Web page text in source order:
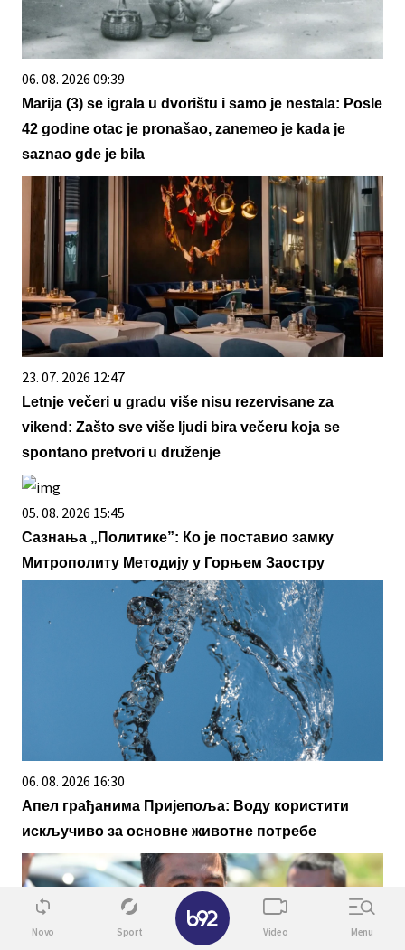
06. 08. 2026 09:39
Marija (3) se igrala u dvorištu i samo je nestala: Posle
42 godine otac je pronašao, zanemeo je kada je
saznao gde je bila
23. 07. 2026 12:47
Letnje večeri u gradu više nisu rezervisane za
vikend: Zašto sve više ljudi bira večeru koja se
spontano pretvori u druženje
05. 08. 2026 15:45
Сазнања „Политике”: Ко је поставио замку
Митрополиту Методију у Горњем Заостру
06. 08. 2026 16:30
Апел грађанима Пријепоља: Воду користити
искључиво за основне животне потребе
Novo Sport Video Menu
✕